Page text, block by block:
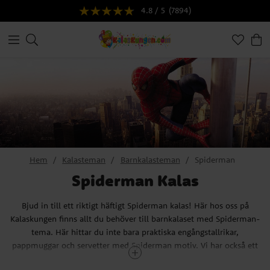
4.8 / 5 (7894)
Hem Kalasteman Barnkalasteman Spiderman
Spiderman Kalas
Bjud in till ett riktigt häftigt Spiderman kalas! Här hos oss på
Kalaskungen finns allt du behöver till barnkalaset med Spiderman-
tema. Här hittar du inte bara praktiska engångstallrikar,
pappmuggar och servetter med Spiderman motiv. Vi har också ett
stort urval av ballonger och andra roliga dekorationer som passar